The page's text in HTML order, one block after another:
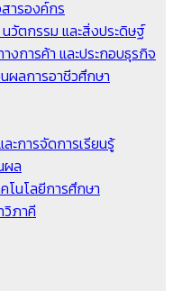
ารองค์กร
วัตกรรม และสิ่งประดิษฐ์
งการค้า และประกอบธุรกิจ
ผลการอาชีวศึกษา
การจัดการเรียนรู้
ผล
โนโลยีการศึกษา
วิภาคี